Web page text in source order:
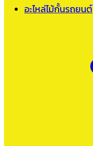
อะไหล่ไม้กั้นรถยนต์